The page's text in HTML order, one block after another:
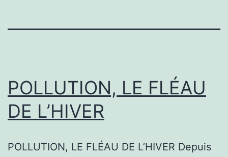
POLLUTION, LE FLÉAU
DE L’HIVER
POLLUTION, LE FLÉAU DE L’HIVER Depuis